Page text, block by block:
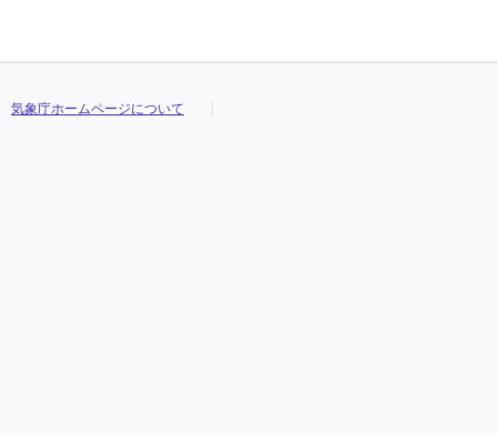
気象庁ホームページについて